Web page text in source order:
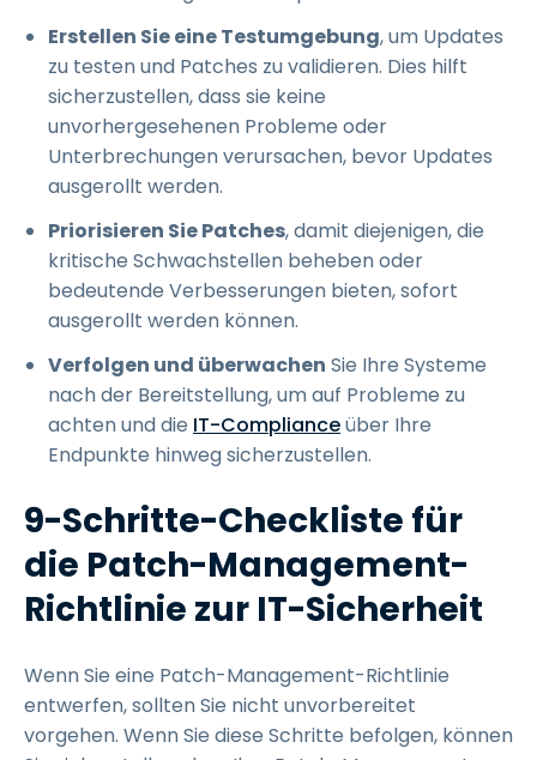
Erstellen Sie eine Testumgebung, um Updates
zu testen und Patches zu validieren. Dies hilft
sicherzustellen, dass sie keine
unvorhergesehenen Probleme oder
Unterbrechungen verursachen, bevor Updates
ausgerollt werden.
Priorisieren Sie Patches, damit diejenigen, die
kritische Schwachstellen beheben oder
bedeutende Verbesserungen bieten, sofort
ausgerollt werden können.
Verfolgen und überwachen Sie Ihre Systeme
nach der Bereitstellung, um auf Probleme zu
achten und die IT-Complianceüber Ihre
Endpunkte hinweg sicherzustellen.
9-Schritte-Checkliste für
die Patch-Management-
Richtlinie zur IT-Sicherheit
Wenn Sie eine Patch-Management-Richtlinie
entwerfen, sollten Sie nicht unvorbereitet
vorgehen. Wenn Sie diese Schritte befolgen, können